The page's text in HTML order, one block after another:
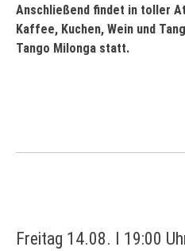
Anschließend findet in toller
Kaffee, Kuchen, Wein und
Tango Milonga statt.
Freitag 14.08. I 19:00